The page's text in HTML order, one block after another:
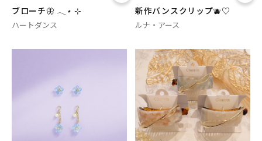
ブローチ🦋 𓂃⋆ ⊹
ハートダンス
新作バンスクリップ🫐♡
ルナ・アース